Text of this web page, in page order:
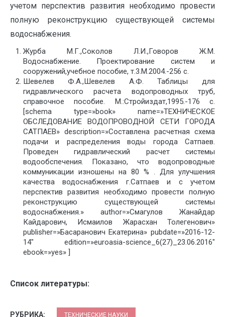
учетом перспектив развития необходимо провести
полную реконструкцию существующей системы
водоснабжения.
Журба М.Г.,Соколов Л.И.,Говоров Ж.М.
Водоснабжение. Проектирование систем и
сооружений,учебное пособие, т.3.М.2004.-256 с.
Шевелев Ф.А.,Шевелев А.Ф. Таблицы для
гидравлического расчета водопроводных труб,
справочное пособие. М.:Стройиздат,1995.-176 с.
[schema type=»book» name=»ТЕХНИЧЕСКОЕ
ОБСЛЕДОВАНИЕ ВОДОПРОВОДНОЙ СЕТИ ГОРОДА
САТПАЕВ» description=»Составлена расчетная схема
подачи и распределения воды города Сатпаев.
Проведен гидравлический расчет системы
водообспечения. Показано, что водопроводные
коммуникации изношены на 80 % . Для улучшения
качества водоснабжения г.Сатпаев и с учетом
перспектив развития необходимо провести полную
реконструкцию существующей системы
водоснабжения.» author=»Смагулов Жанайдар
Кайдарович, Исмаилов Жарасхан Толегенович»
publisher=»Басаранович Екатерина» pubdate=»2016-12-
14″ edition=»euroasia-science_6(27)_23.06.2016″
ebook=»yes» ]
Список литературы:
РУБРИКА: ТЕХНИЧЕСКИЕ НАУКИ